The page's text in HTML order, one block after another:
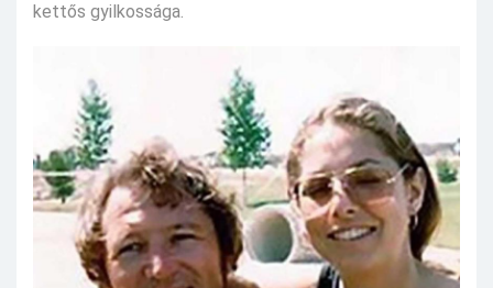
kettős gyilkossága.